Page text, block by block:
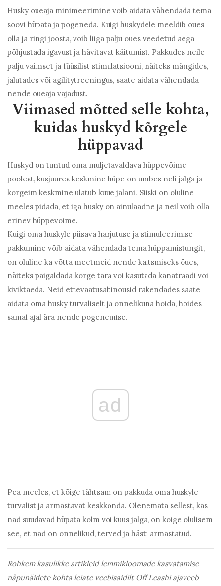
Husky õueaja minimeerimine võib aidata vähendada tema
soovi hüpata ja põgeneda. Kuigi huskydele meeldib õues
olla ja ringi joosta, võib liiga palju õues veedetud aega
põhjustada igavust ja hävitavat käitumist. Pakkudes neile
palju vaimset ja füüsilist stimulatsiooni, näiteks mängides,
jalutades või agilitytreeningus, saate aidata vähendada
nende õueaja vajadust.
Viimased mõtted selle kohta,
kuidas huskyd kõrgele
hüppavad
Huskyd on tuntud oma muljetavaldava hüppevõime
poolest, kusjuures keskmine hüpe on umbes neli jalga ja
kõrgeim keskmine ulatub kuue jalani. Siiski on oluline
meeles pidada, et iga husky on ainulaadne ja neil võib olla
erinev hüppevõime.
Kuigi oma huskyle piisava harjutuse ja stimuleerimise
pakkumine võib aidata vähendada tema hüppamistungit,
on oluline ka võtta meetmeid nende kaitsmiseks õues,
näiteks paigaldada kõrge tara või kasutada kanatraadi või
kiviktaeda. Neid ettevaatusabinõusid rakendades saate
aidata oma husky turvaliselt ja õnnelikuna hoida, hoides
samal ajal ära nende põgenemise.
ad
Pea meeles, et kõige tähtsam on pakkuda oma huskyle
turvalist ja armastavat keskkonda. Olenemata sellest, kas
nad suudavad hüpata kolm või kuus jalga, on kõige olulisem
see, et nad on õnnelikud, terved ja hästi armastatud.
Rohkem kasulikke artikleid lemmikloomade kasvatamise
näpunäidete kohta leiate veebisaidilt Off Leashi ajaveeb